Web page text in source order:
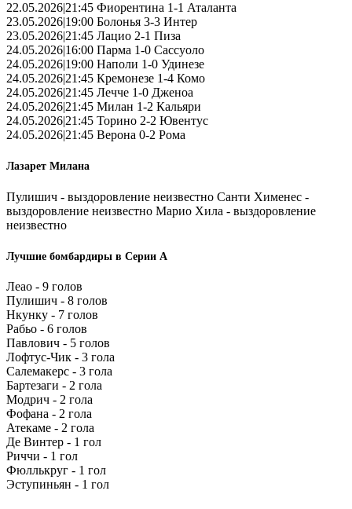
22.05.2026|21:45 Фиорентина 1-1 Аталанта
23.05.2026|19:00 Болонья 3-3 Интер
23.05.2026|21:45 Лацио 2-1 Пиза
24.05.2026|16:00 Парма 1-0 Сассуоло
24.05.2026|19:00 Наполи 1-0 Удинезе
24.05.2026|21:45 Кремонезе 1-4 Комо
24.05.2026|21:45 Лечче 1-0 Дженоа
24.05.2026|21:45 Милан 1-2 Кальяри
24.05.2026|21:45 Торино 2-2 Ювентус
24.05.2026|21:45 Верона 0-2 Рома
Лазарет Милана
Пулишич - выздоровление неизвестно Санти Хименес -
выздоровление неизвестно Марио Хила - выздоровление
неизвестно
Лучшие бомбардиры в Серии А
Леао - 9 голов
Пулишич - 8 голов
Нкунку - 7 голов
Рабьо - 6 голов
Павлович - 5 голов
Лофтус-Чик - 3 гола
Салемакерс - 3 гола
Бартезаги - 2 гола
Модрич - 2 гола
Фофана - 2 гола
Атекаме - 2 гола
Де Винтер - 1 гол
Риччи - 1 гол
Фюллькруг - 1 гол
Эступиньян - 1 гол